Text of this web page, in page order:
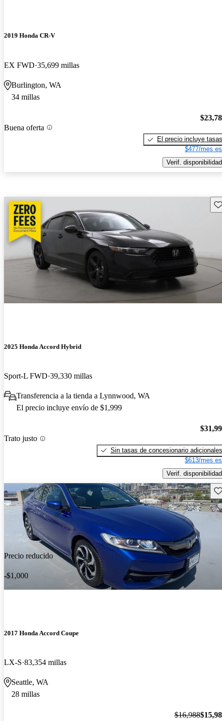
2019 Honda CR-V
EX FWD 35,699 millas
Burlington, WA
34 millas
Buena oferta
El precio incluye tasas
$477/mes
Verif. disponibilidad
2025 Honda Accord Hybrid
Sport-L FWD 39,330 millas
Transferencia a la tienda a Lynnwood, WA
El precio incluye envío de $1,999
Trato justo
Sin tasas de concesionario adicionales
$613/mes
Verif. disponibilidad
Precio reducido
-$1,000
2017 Honda Accord Coupe
LX-S 83,354 millas
Seattle, WA
28 millas
$16,988